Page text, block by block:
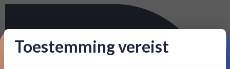
Toestemming vereist
Proost op je eerste korting!